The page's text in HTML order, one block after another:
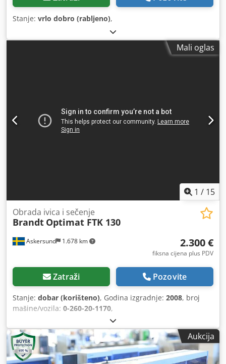
Stanje: vrlo dobro (rabljeno),
Mali oglas
1 / 15
Askersund 1.678 km
Obrada ivica i sečenje
Brandt Optimat FTK 130
2.300 €
fiksna cijena plus PDV
Zatraži Pozovite
Stanje: dobar (korišteno), Godina izgradnje: 2008, broj
mašine/vozila: 0-260-20-1170,
Aukcija